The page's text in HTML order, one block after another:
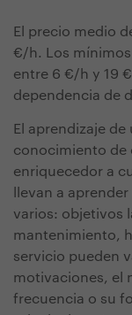
El precio medio
€/h. Los
entre 6 €/h y 19
dependencia de
El aprendizaje
conocimiento de
enriquecedor a
llevan a
varios: objetivos
mantenimiento,
servicio pueden
motivaciones, el
frecuencia o su